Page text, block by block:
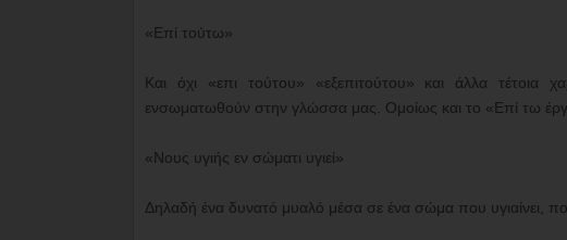
«Επί τούτω»
Και όχι «επι τούτου» «εξεπιτούτου» και άλλα τέτοια
ενσωματωθούν στην γλώσσα μας. Ομοίως και το «Επί τω
«Νους υγιής εν σώματι υγιεί»
Δηλαδή ένα δυνατό μυαλό μέσα σε ένα σώμα που υγιαίνει,